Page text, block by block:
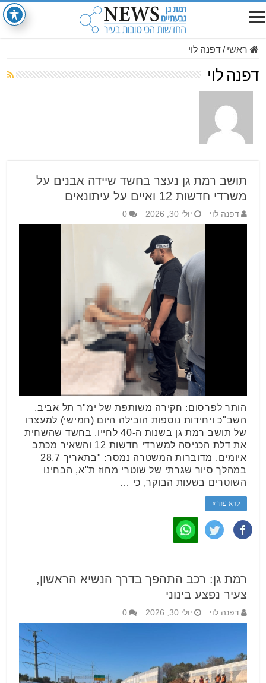
ראשי /דפנה לוי
דפנה לוי
תושב רמת גן נעצר בחשד שיידה אבנים על
משרדי חדשות 12 ואיים על עיתונאים
דפנה לוי יולי 30, 2026 0
הותר לפרסום: חקירה משותפת של ימ"ר תל אביב,
השב"כ ויחידות נוספות הובילה היום (חמישי) למעצרו
של תושב רמת גן בשנות ה-40 לחייו, בחשד שהשחית
את דלת הכניסה למשרדי חדשות 12 והשאיר מכתב
איומים. מדוברות המשטרה נמסר: "בתאריך 28.7
במהלך סיור שגרתי של שוטרי מחוז ת"א, הבחינו
השוטרים בשעות הבוקר, כי …
קרא עוד »
רמת גן: רכב התהפך בדרך הנשיא הראשון,
צעיר נפצע בינוני
דפנה לוי יולי 30, 2026 0